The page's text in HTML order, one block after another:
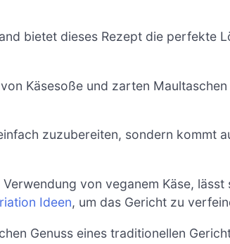
bietet dieses Rezept die perfekte
Käsesoße und zarten
zuzubereiten, sondern kommt
von veganem Käse, lässt
Ideen, um das Gericht zu
Genuss eines traditionellen